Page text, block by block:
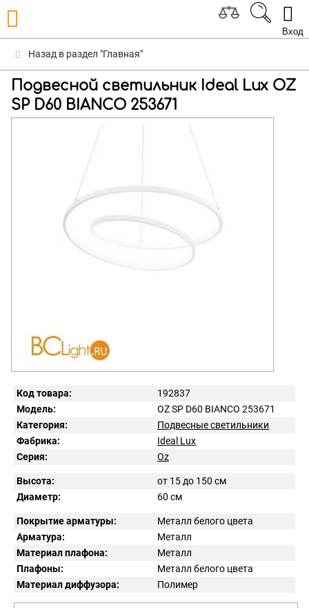
Вход
Назад в раздел "Главная"
Подвесной светильник Ideal Lux OZ
SP D60 BIANCO 253671
Код товара:
192837
Модель:
OZ SP D60 BIANCO 253671
Категория:
Подвесные светильники
Фабрика:
Ideal Lux
Серия:
Oz
Высота:
от 15 до 150 см
Диаметр:
60 см
Покрытие арматуры:
Металл белого цвета
Арматура:
Металл
Материал плафона:
Металл
Плафоны:
Металл белого цвета
Материал диффузора:
Полимер